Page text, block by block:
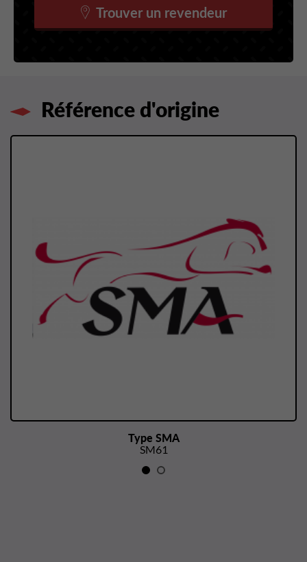
Trouver un revendeur
Référence d'origine
Type SMA
SM61